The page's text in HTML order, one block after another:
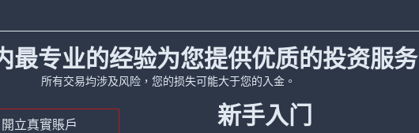
最专业的经验为您提供优质的投资服务
所有交易均涉及风险，您的损失可能大于您的入金。
開立真實賬戶 新手入门